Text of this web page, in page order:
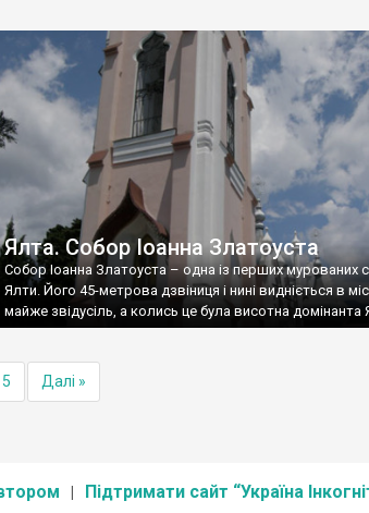
Ялта. Собор Іоанна Златоуста
Собор Іоанна Златоуста – одна із перших мурованих
Ялти. Його 45-метрова дзвіниця і нині видніється в
майже звідусіль, а колись це була висотна домінанта
5 Далі »
Підтримати сайт “Україна